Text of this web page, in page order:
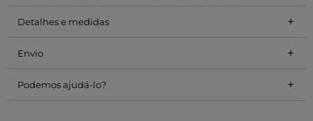
Detalhes e medidas +
Envio +
Podemos ajudá-lo? +